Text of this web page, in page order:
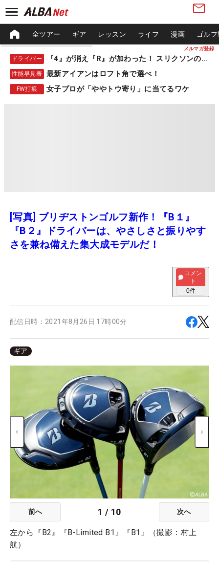
メルマガ登録
全ツアー ギア レッスン ライフ 漫画 ゴル
ドライバー 『4』が消え『R』が加わった！ スリクソンの新作
性能早見表 最新アイアンはロフト角で選べ！
FW打痕 女子プロが「ややトウ寄り」に当てるワケ
[写真] ブリヂストンゴルフ新作！『B１』
『B２』ドライバーは、やさしさと振りやす
さを兼ね備えた集大成モデルだ！
コメン
ト
0件
配信日時： 2021年8月26日 17時00分
ギア
前へ 1 / 10 次へ
左から『B2』『B-Limited B1』『B1』（撮影：村上
航）